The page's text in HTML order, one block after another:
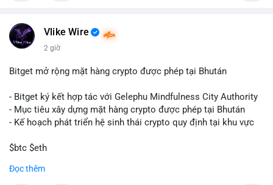
Vlike Wire
2 giờ
Bitget mở rộng mặt hàng crypto được phép tại Bhután
- Bitget ký kết hợp tác với Gelephu Mindfulness City Authority
- Mục tiêu xây dựng mặt hàng crypto được phép tại Bhután
- Kế hoạch phát triển hệ sinh thái crypto quy định tại khu vực
$btc $eth
#vlikevn
Đọc thêm